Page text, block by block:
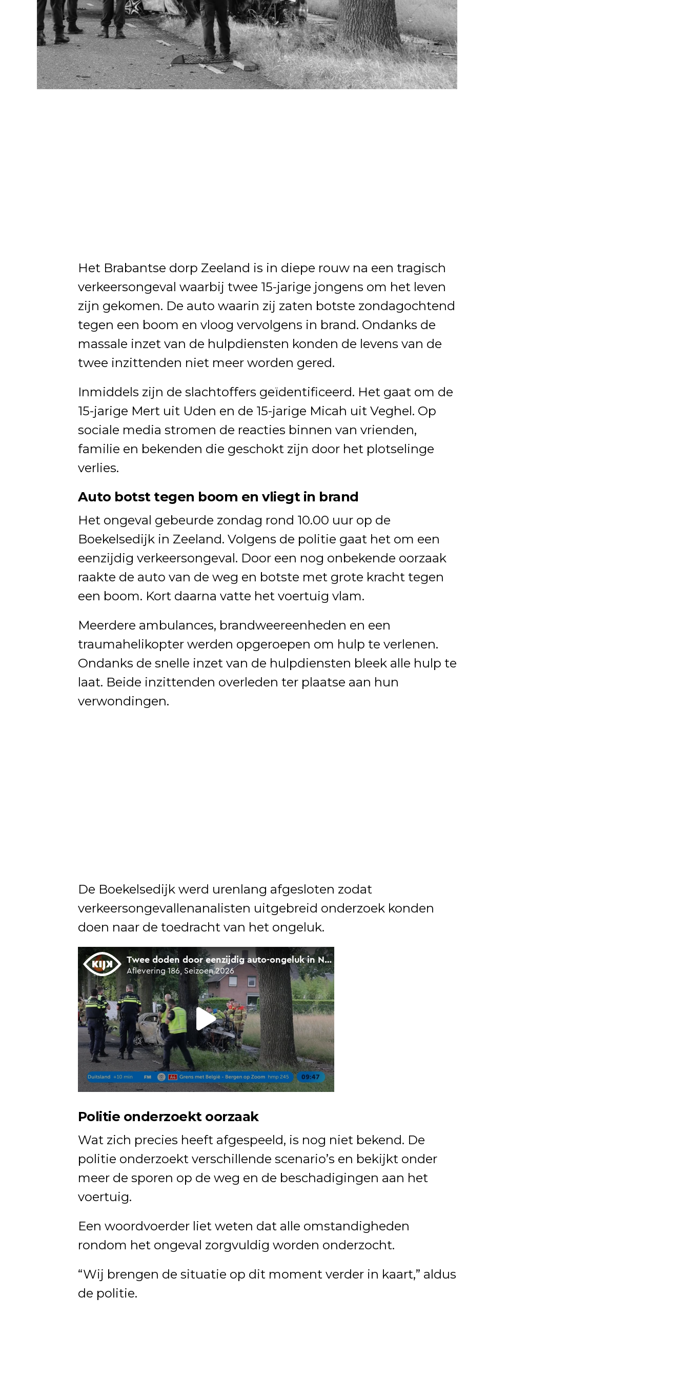
Het Brabantse dorp Zeeland is in diepe rouw na een tragisch
verkeersongeval waarbij twee 15-jarige jongens om het leven
zijn gekomen. De auto waarin zij zaten botste zondagochtend
tegen een boom en vloog vervolgens in brand. Ondanks de
massale inzet van de hulpdiensten konden de levens van de
twee inzittenden niet meer worden gered.
Inmiddels zijn de slachtoffers geïdentificeerd. Het gaat om de
15-jarige Mert uit Uden en de 15-jarige Micah uit Veghel. Op
sociale media stromen de reacties binnen van vrienden,
familie en bekenden die geschokt zijn door het plotselinge
verlies.
Auto botst tegen boom en vliegt in brand
Het ongeval gebeurde zondag rond 10.00 uur op de
Boekelsedijk in Zeeland. Volgens de politie gaat het om een
eenzijdig verkeersongeval. Door een nog onbekende oorzaak
raakte de auto van de weg en botste met grote kracht tegen
een boom. Kort daarna vatte het voertuig vlam.
Meerdere ambulances, brandweereenheden en een
traumahelikopter werden opgeroepen om hulp te verlenen.
Ondanks de snelle inzet van de hulpdiensten bleek alle hulp te
laat. Beide inzittenden overleden ter plaatse aan hun
verwondingen.
De Boekelsedijk werd urenlang afgesloten zodat
verkeersongevallenanalisten uitgebreid onderzoek konden
doen naar de toedracht van het ongeluk.
Politie onderzoekt oorzaak
Wat zich precies heeft afgespeeld, is nog niet bekend. De
politie onderzoekt verschillende scenario’s en bekijkt onder
meer de sporen op de weg en de beschadigingen aan het
voertuig.
Een woordvoerder liet weten dat alle omstandigheden
rondom het ongeval zorgvuldig worden onderzocht.
“Wij brengen de situatie op dit moment verder in kaart,” aldus
de politie.